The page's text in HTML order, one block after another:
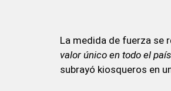
La medida de fuerza se
valor único en todo el
subrayó kiosqueros en